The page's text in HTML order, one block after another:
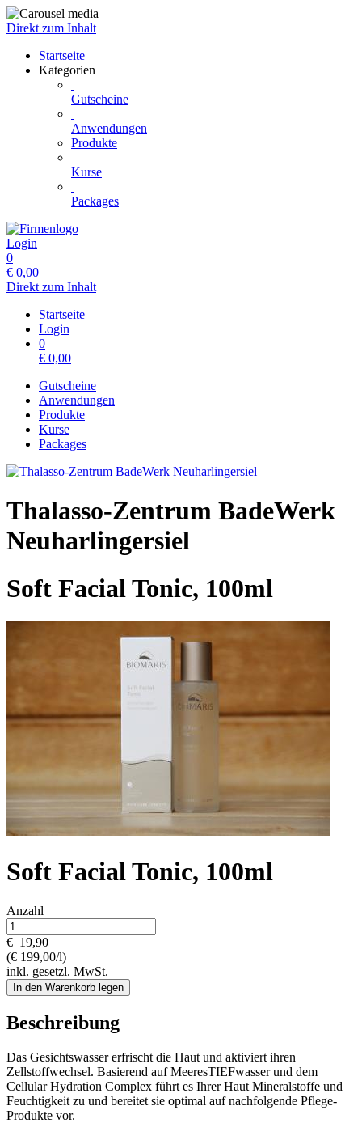
Direkt zum Inhalt
Startseite
Kategorien
Gutscheine
Anwendungen
Produkte
Kurse
Packages
Login
0
€ 0,00
Direkt zum Inhalt
Startseite
Login
0
€ 0,00
Gutscheine
Anwendungen
Produkte
Kurse
Packages
Thalasso-Zentrum BadeWerk
Neuharlingersiel
Soft Facial Tonic, 100ml
Soft Facial Tonic, 100ml
Anzahl
€ 19,90
(€ 199,00/l)
inkl. gesetzl. MwSt.
In den Warenkorb legen
Beschreibung
Das Gesichtswasser erfrischt die Haut und aktiviert ihren
Zellstoffwechsel. Basierend auf MeeresTIEFwasser und dem
Cellular Hydration Complex führt es Ihrer Haut Mineralstoffe und
Feuchtigkeit zu und bereitet sie optimal auf nachfolgende Pflege-
Produkte vor.